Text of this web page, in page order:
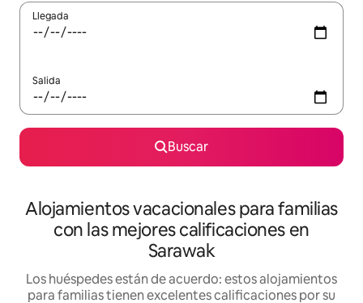
Llegada
Salida
Buscar
Alojamientos vacacionales para familias
con las mejores calificaciones en
Sarawak
Los huéspedes están de acuerdo: estos alojamientos
para familias tienen excelentes calificaciones por su